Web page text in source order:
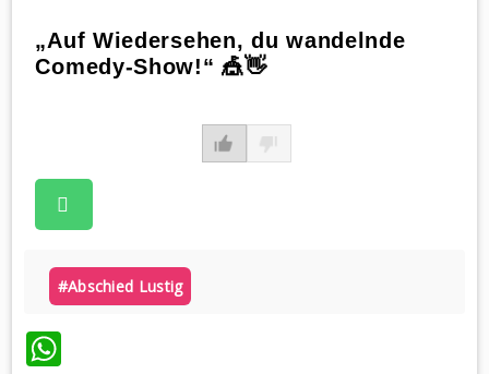
„Auf Wiedersehen, du wandelnde
Comedy-Show!“ 🎪👋
#abschied Lustig
WhatsApp